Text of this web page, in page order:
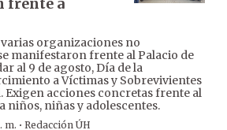
organizaciones no
manifestaron frente al Palacio de
al 9 de agosto, Día de la
a Víctimas y Sobrevivientes
Exigen acciones concretas frente al
niños, niñas y adolescentes.
m. · Redacción ÚH